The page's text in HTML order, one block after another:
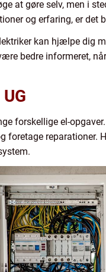
at gøre selv, men i
og erfaring, er det
kan hjælpe dig
bedre informeret,
forskellige el-
reparationer.